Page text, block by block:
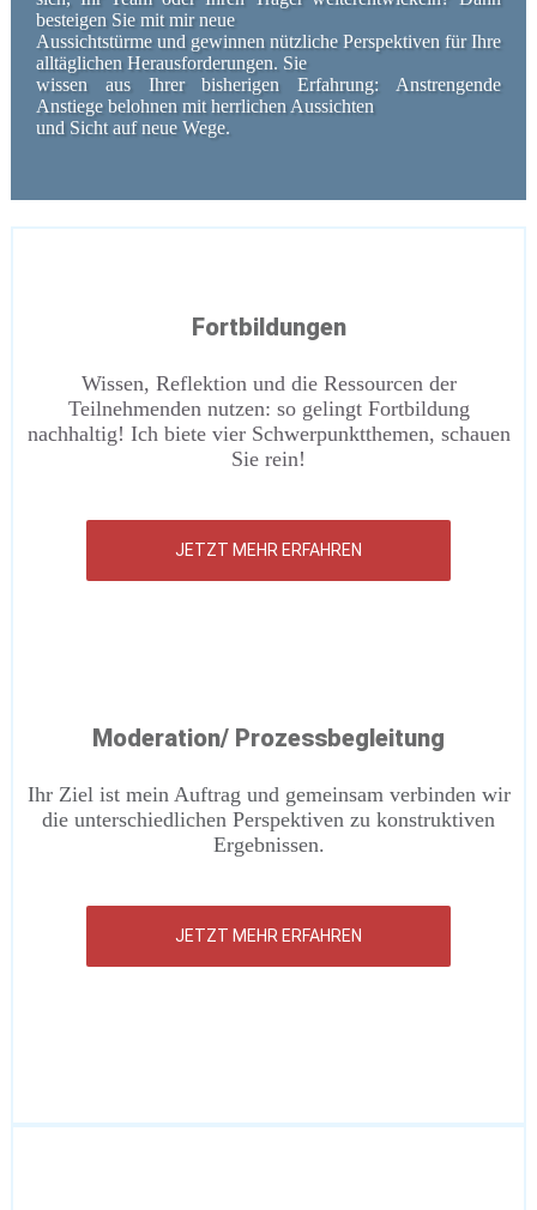
besteigen Sie mit mir neue
Aussichtstürme und gewinnen nützliche Perspektiven für Ihre
alltäglichen Herausforderungen. Sie
wissen aus Ihrer bisherigen Erfahrung: Anstrengende
Anstiege belohnen mit herrlichen Aussichten
und Sicht auf neue Wege.
Fortbildungen
Wissen, Reflektion und die Ressourcen der
Teilnehmenden nutzen: so gelingt Fortbildung
nachhaltig! Ich biete vier Schwerpunktthemen, schauen
Sie rein!
JETZT MEHR ERFAHREN
Moderation/ Prozessbegleitung
Ihr Ziel ist mein Auftrag und gemeinsam verbinden wir
die unterschiedlichen Perspektiven zu konstruktiven
Ergebnissen.
JETZT MEHR ERFAHREN